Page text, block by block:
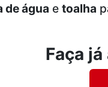
de água e toalha
Faça